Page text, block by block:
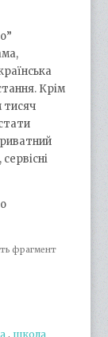
Крім
тисяч
фрагмент
, школа